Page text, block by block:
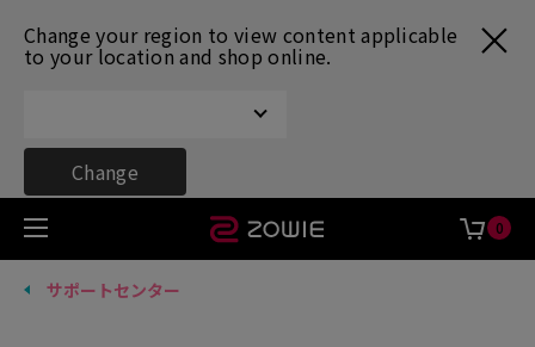
Change your region to view content applicable
to your location and shop online.
Change
0
サポートセンター